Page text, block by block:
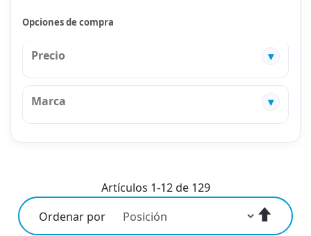
Artículos 1-12de 129
Ordenar por
Fijar
Opciones de compra
Precio
Marca